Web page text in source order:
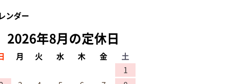
ンダー
2026年8月の定休日
月 火 水 木 金
土
1